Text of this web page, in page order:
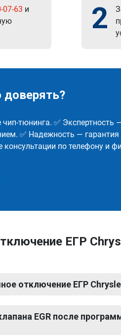
07-63 и
2
тюнинга. ✅
✅ Надежность —
по телефону и
ЕГР
отключение ЕГР
EGR после